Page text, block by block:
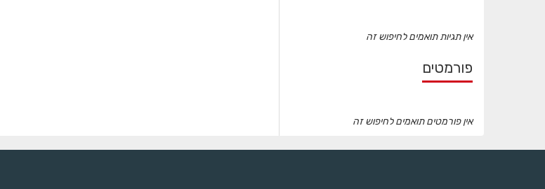
אין תגיות תואמים לחיפוש זה
פורמטים
אין פורמטים תואמים לחיפוש זה